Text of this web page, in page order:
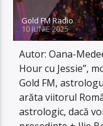
Gold FM Radio
10 IUNIE 2025
Autor: Oana-
Hour cu Jessie”,
Gold FM,
arăta viitorul
astrologic, dacă